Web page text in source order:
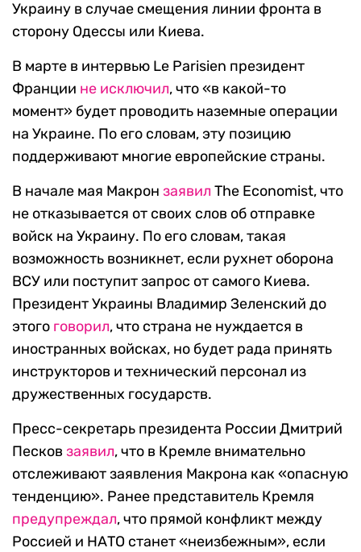
Украину в случае смещения линии фронта в
сторону Одессы или Киева.
В марте в интервью Le Parisien президент
Франции не исключил, что «в какой-то
момент» будет проводить наземные операции
на Украине. По его словам, эту позицию
поддерживают многие европейские страны.
В начале мая Макрон заявил The Economist, что
не отказывается от своих слов об отправке
войск на Украину. По его словам, такая
возможность возникнет, если рухнет оборона
ВСУ или поступит запрос от самого Киева.
Президент Украины Владимир Зеленский до
этого говорил, что страна не нуждается в
иностранных войсках, но будет рада принять
инструкторов и технический персонал из
дружественных государств.
Пресс-секретарь президента России Дмитрий
Песков заявил, что в Кремле внимательно
отслеживают заявления Макрона как «опасную
тенденцию». Ранее представитель Кремля
предупреждал, что прямой конфликт между
Россией и НАТО станет «неизбежным», если